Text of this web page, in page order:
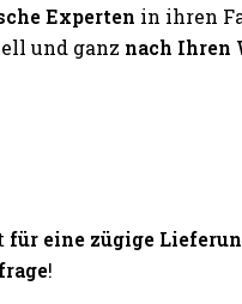
Experten in ihren
und ganz nach Ihren
für eine zügige
!